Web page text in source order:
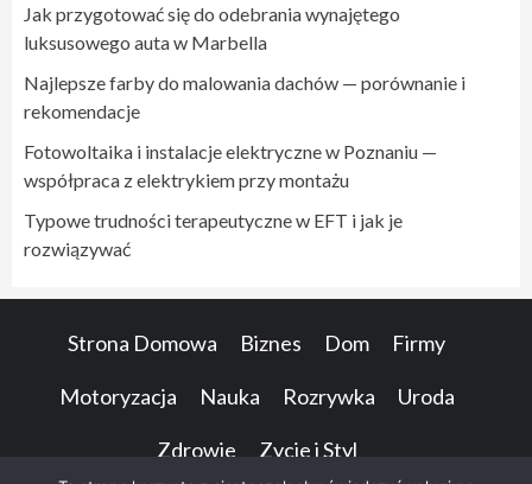
Jak przygotować się do odebrania wynajętego
luksusowego auta w Marbella
Najlepsze farby do malowania dachów — porównanie i
rekomendacje
Fotowoltaika i instalacje elektryczne w Poznaniu —
współpraca z elektrykiem przy montażu
Typowe trudności terapeutyczne w EFT i jak je
rozwiązywać
Strona Domowa Biznes Dom Firmy
Motoryzacja Nauka Rozrywka Uroda
Zdrowie Zycie i Styl